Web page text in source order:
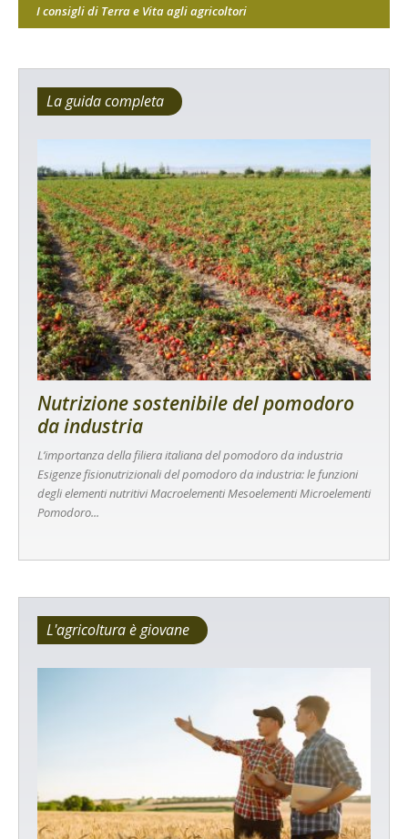
I consigli di Terra e Vita agli agricoltori
La guida completa
Nutrizione sostenibile del pomodoro
da industria
L’importanza della filiera italiana del pomodoro da industria
Esigenze fisionutrizionali del pomodoro da industria: le funzioni
degli elementi nutritivi Macroelementi Mesoelementi Microelementi
Pomodoro...
L'agricoltura è giovane